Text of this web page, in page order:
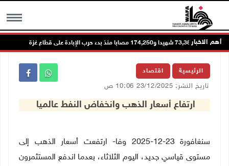
MENU أهم الاخبار73,386 شهيدا و174,250 مصابا منذ بدء حرب الإبادة على قطاع غزة
الرئيسية اقتصاد
تاريخ النشر: 23/12/2025 10:06 ص
ارتفاع أسعار الذهب وانخفاض النفط عالميا
سنغافورة 23-12-2025 وفا- ارتفعت أسعار الذهب إلى
مستوى قياسي جديد، اليوم الثلاثاء، بعدما اندفع المستثمرون